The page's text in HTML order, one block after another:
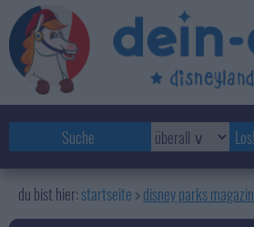
startseite disney parks magazin